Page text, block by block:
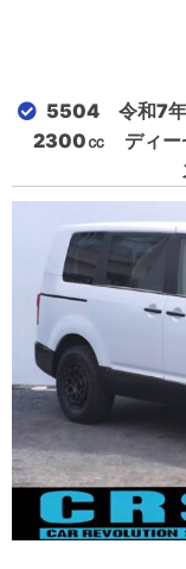
5504 令和7
2300㏄ ディー